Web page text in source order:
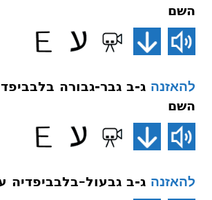
השם
להאזנה ג-ב גבר-גבורה
השם
להאזנה ג-ב גבעול–בלבביפדיה